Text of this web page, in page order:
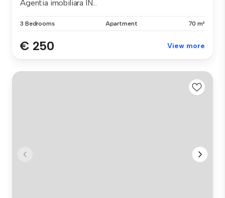
Agentia imobiliara IN...
3 Bedrooms Apartment 70 m²
€ 250 View more